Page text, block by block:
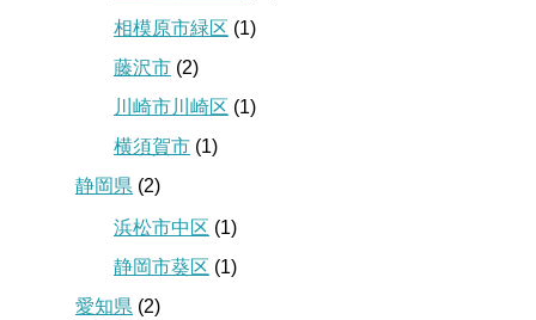
相模原市緑区 (1)
藤沢市 (2)
川崎市川崎区 (1)
横須賀市 (1)
静岡県 (2)
浜松市中区 (1)
静岡市葵区 (1)
愛知県 (2)